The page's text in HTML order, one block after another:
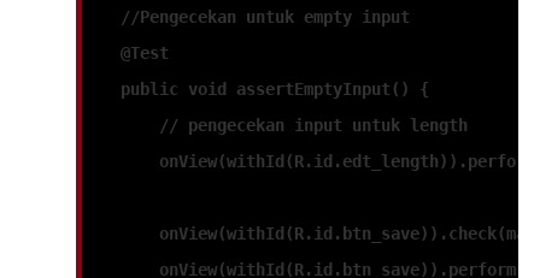
    //Pengecekan untuk empty input
    @Test
    public void assertEmptyInput() {
        // pengecekan input untuk length